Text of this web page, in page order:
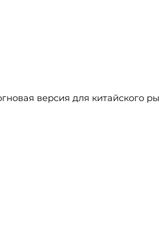
версия для китайского